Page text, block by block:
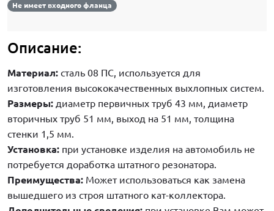
Не имеет входного фланца
Описание:
Материал: сталь 08 ПC, используется для
изготовления высококачественных выхлопных систем.
Размеры: диаметр первичных труб 43 мм, диаметр
вторичных труб 51 мм, выход на 51 мм, толщина
стенки 1,5 мм.
Установка: при установке изделия на автомобиль не
потребуется доработка штатного резонатора.
Преимущества: Может использоваться как замена
вышедшего из строя штатного кат-коллектора.